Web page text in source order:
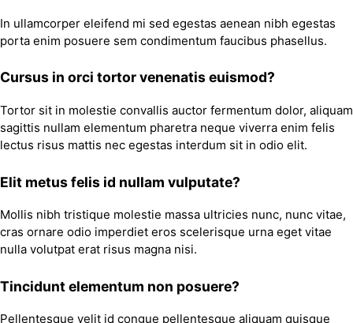
In ullamcorper eleifend mi sed egestas aenean nibh egestas
porta enim posuere sem condimentum faucibus phasellus.
Cursus in orci tortor venenatis euismod?
Tortor sit in molestie convallis auctor fermentum dolor, aliquam
sagittis nullam elementum pharetra neque viverra enim felis
lectus risus mattis nec egestas interdum sit in odio elit.
Elit metus felis id nullam vulputate?
Mollis nibh tristique molestie massa ultricies nunc, nunc vitae,
cras ornare odio imperdiet eros scelerisque urna eget vitae
nulla volutpat erat risus magna nisi.
Tincidunt elementum non posuere?
Pellentesque velit id congue pellentesque aliquam quisque